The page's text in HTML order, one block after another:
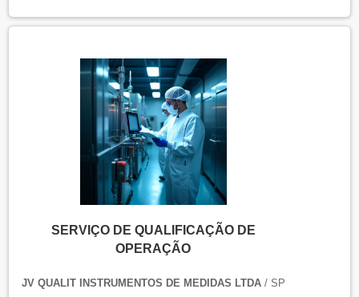
SERVIÇO DE QUALIFICAÇÃO DE
OPERAÇÃO
JV QUALIT INSTRUMENTOS DE MEDIDAS LTDA/ SP